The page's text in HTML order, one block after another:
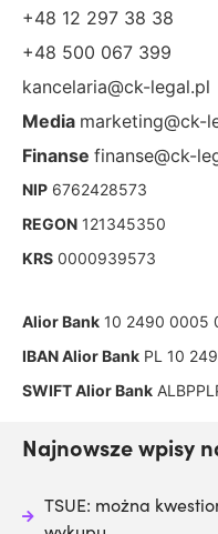
+48 12 297 38 38
+48 500 067 399
kancelaria@ck-legal.pl
Media marketing@ck-
Finanse finanse@ck-
NIP 6762428573
REGON 121345350
KRS 0000939573
Alior Bank 10 2490 0005
IBAN Alior Bank PL 10
SWIFT Alior Bank
Najnowsze wpisy
TSUE: można